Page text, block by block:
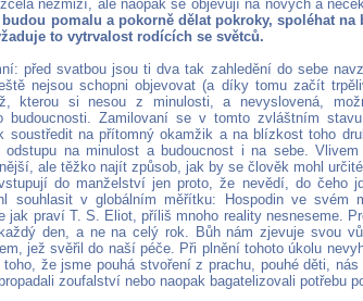
nezmizí, ale naopak se objevují na nových a
pomalu a pokorně dělat pokroky, spoléhat
to vytrvalost rodících se světců.
před svatbou jsou ti dva tak zahledění do sebe
nejsou schopni objevovat (a díky tomu začít
kterou si nesou z minulosti, a nevyslovená,
budoucnosti. Zamilovaní se v tomto zvláštním
soustředit na přítomný okamžik a na blízkost toho
odstupu na minulost a budoucnost i na sebe.
ale těžko najít způsob, jak by se člověk mohl
do manželství jen proto, že nevědí, do čeho
souhlasit v globálním měřítku: Hospodin ve svém
jak praví T. S. Eliot, příliš mnoho reality nesneseme.
den, a ne na celý rok. Bůh nám zjevuje svou
jež svěřil do naší péče. Při plnění tohoto úkolu
toho, že jsme pouhá stvoření z prachu, pouhé děti,
zoufalství nebo naopak bagatelizovali potřebu